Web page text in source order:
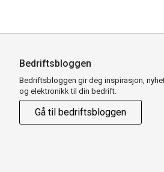
Bedriftsbloggen
Bedriftsbloggen gir deg inspirasjon,
og elektronikk til din bedrift.
Gå til bedriftsbloggen